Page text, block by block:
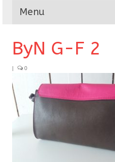
Menu
Collection
Commandes particulières
E-Boutique
Pour acheter
Contact
ByN G-F 2
| 0